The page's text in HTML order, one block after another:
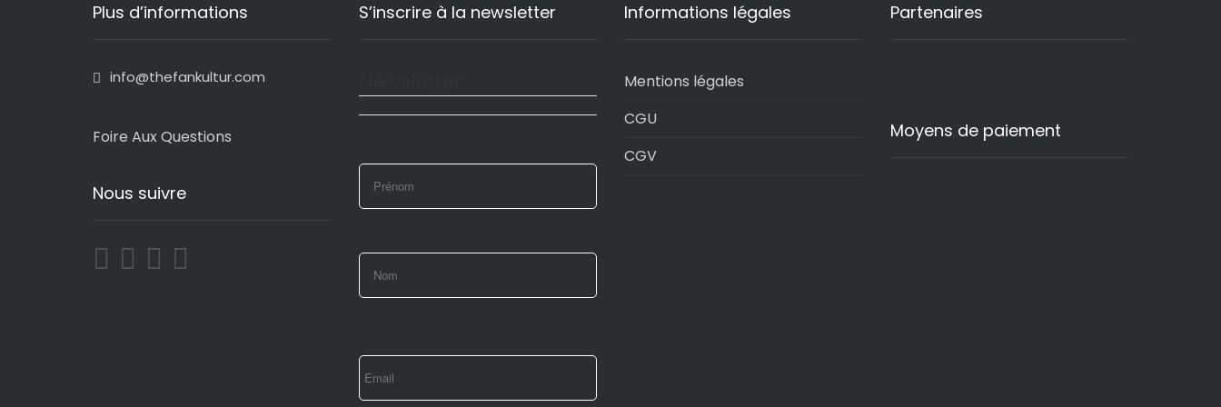
Plus d’informations
info@thefankultur.com
Foire Aux Questions
Nous suivre
S’inscrire à la newsletter Informations légales
Mentions légales
CGU
CGV
Partenaires
Moyens de paiement